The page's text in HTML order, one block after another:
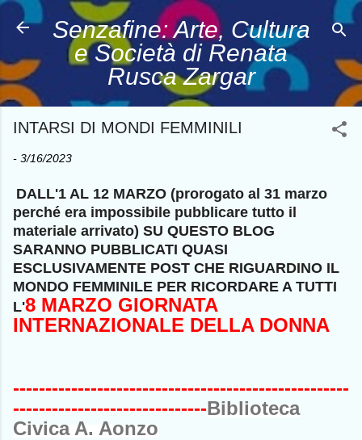
Passa ai contenuti principali
Senzafine: Arte, Cultura
e Società di Renata
Rusca Zargar
INTARSI DI MONDI FEMMINILI
- 3/16/2023
DALL'1 AL 12 MARZO (prorogato al 31 marzo
perché era impossibile pubblicare tutto il
materiale arrivato) SU QUESTO BLOG
SARANNO PUBBLICATI QUASI
ESCLUSIVAMENTE POST CHE RIGUARDINO IL
MONDO FEMMINILE PER RICORDARE A TUTTI
L'8 MARZO GIORNATA
INTERNAZIONALE DELLA DONNA
----------------------------------------------------
------------------------------Biblioteca
Civica A. Aonzo